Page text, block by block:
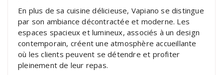
En plus de sa cuisine délicieuse, Vapiano se distingue
par son ambiance décontractée et moderne. Les
espaces spacieux et lumineux, associés à un design
contemporain, créent une atmosphère accueillante
où les clients peuvent se détendre et profiter
pleinement de leur repas.